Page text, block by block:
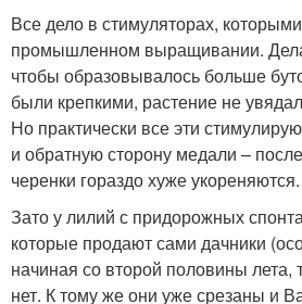
Все дело в стимуляторах,
промышленном выращивании.
чтобы образовывалось больше
были крепкими, растение не
Но практически все эти
и обратную сторону медали –
черенки гораздо хуже укореняются.
Зато у лилий с придорожных
которые продают сами дачники
начиная со второй половины лета,
нет. К тому же они уже срезаны и